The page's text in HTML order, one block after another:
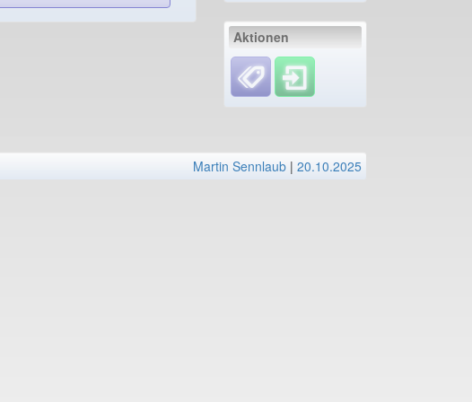
Aktionen
Martin Sennlaub | 20.10.2025